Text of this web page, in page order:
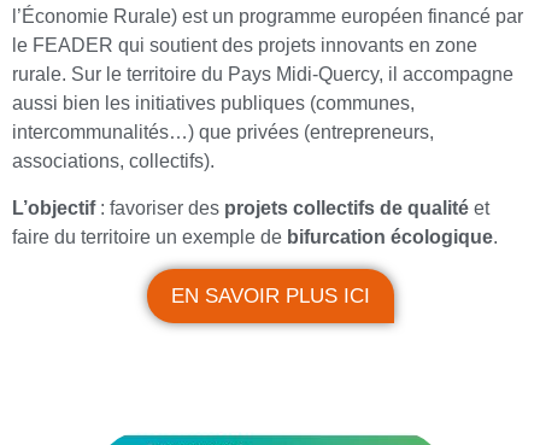
l’Économie Rurale) est un programme européen financé par
le FEADER qui soutient des projets innovants en zone
rurale. Sur le territoire du Pays Midi-Quercy, il accompagne
aussi bien les initiatives publiques (communes,
intercommunalités…) que privées (entrepreneurs,
associations, collectifs).
L’objectif : favoriser des projets collectifs de qualité et
faire du territoire un exemple de bifurcation écologique.
EN SAVOIR PLUS ICI